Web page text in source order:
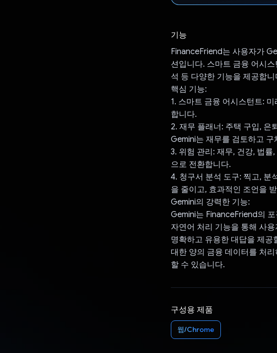
기능
FinanceFriend는 사용자가
션입니다. 스마트 금융 어시
석 등 다양한 기능을 제공합니
핵심 기능:
1. 스마트 금융 어시스턴트:
합니다.
2. 재무 플래너: 주택 구입, 은
Gemini는 재무를 검토하고
3. 위험 관리: 재무, 건강, 법
으로 전환합니다.
4. 청구서 분석 도구: 찍고, 분
을 줄이고, 효과적인 조언을
Gemini의 강력한 기능:
Gemini는 FinanceFriend의
자연어 처리 기능을 통해 사
명확하고 유용한 대답을 제
대한 양의 금융 데이터를 처
할 수 있습니다.
구성용 제품
웹/Chrome